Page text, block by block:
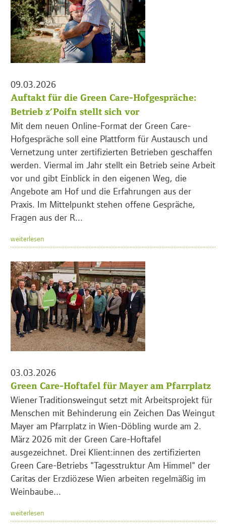
09.03.2026
Auftakt für die Green Care-Hofgespräche:
Betrieb z’Poifn stellt sich vor
Mit dem neuen Online-Format der Green Care-
Hofgespräche soll eine Plattform für Austausch und
Vernetzung unter zertifizierten Betrieben geschaffen
werden. Viermal im Jahr stellt ein Betrieb seine Arbeit
vor und gibt Einblick in den eigenen Weg, die
Angebote am Hof und die Erfahrungen aus der
Praxis. Im Mittelpunkt stehen offene Gespräche,
Fragen aus der R...
weiterlesen
03.03.2026
Green Care-Hoftafel für Mayer am Pfarrplatz
Wiener Traditionsweingut setzt mit Arbeitsprojekt für
Menschen mit Behinderung ein Zeichen Das Weingut
Mayer am Pfarrplatz in Wien-Döbling wurde am 2.
März 2026 mit der Green Care-Hoftafel
ausgezeichnet. Drei Klient:innen des zertifizierten
Green Care-Betriebs "Tagesstruktur Am Himmel" der
Caritas der Erzdiözese Wien arbeiten regelmäßig im
Weinbaube...
weiterlesen